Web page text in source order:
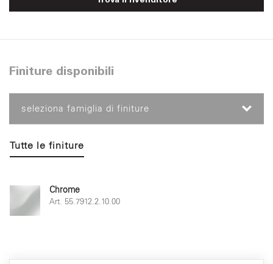
Finiture disponibili
seleziona famiglia di finiture
Tutte le finiture
Chrome
Art. 55.7912.2.10.00